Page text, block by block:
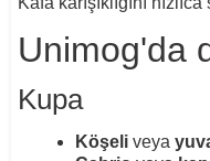
Unimog'da
Kupa
Köşeliveya